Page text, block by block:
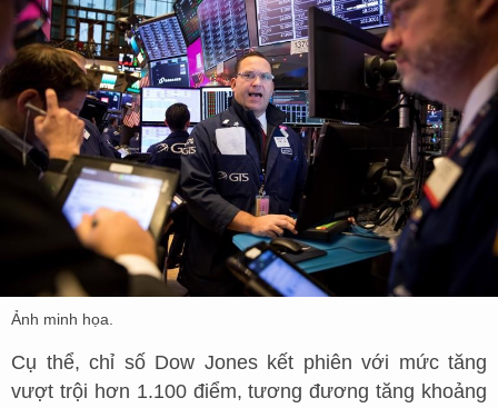
Ảnh minh họa.
Cụ thể, chỉ số Dow Jones kết phiên với mức tăng
vượt trội hơn 1.100 điểm, tương đương tăng khoảng